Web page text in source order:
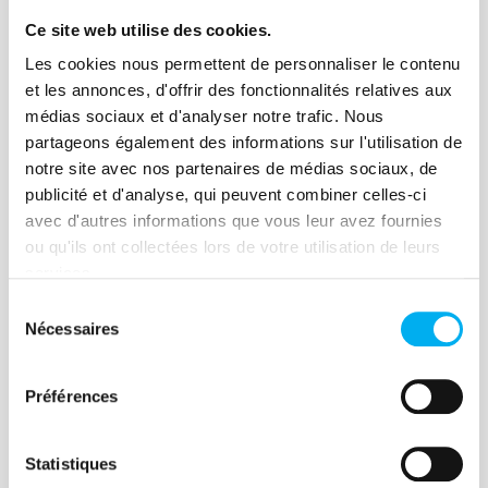
Ce site web utilise des cookies.
Les cookies nous permettent de personnaliser le contenu
et les annonces, d'offrir des fonctionnalités relatives aux
médias sociaux et d'analyser notre trafic. Nous
partageons également des informations sur l'utilisation de
notre site avec nos partenaires de médias sociaux, de
publicité et d'analyse, qui peuvent combiner celles-ci
avec d'autres informations que vous leur avez fournies
ou qu'ils ont collectées lors de votre utilisation de leurs
Nécessaires
Préférences
Statistiques
Article
Gérer son cash c’est bien,
mais attention au crédit
fournisseur !
17 novembre 2020 Risk management
France, près de 35% des entreprises ont
subi un retard de paiement entre 2014-
les entreprises se doivent de mettre en
place des solutions pour pérenniser leur
activité et sécuriser leur crédit